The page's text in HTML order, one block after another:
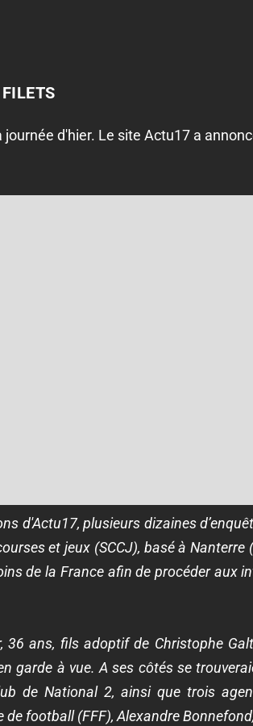
journée d'hier. Le site Actu17 a
d'Actu17, plusieurs dizaines
et jeux (SCCJ), basé à
de la France afin de procéder aux
36 ans, fils adoptif de Christophe
garde à vue. A ses côtés se
de National 2, ainsi que trois
football (FFF), Alexandre